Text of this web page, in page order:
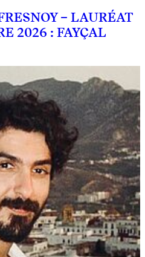
– LAURÉAT
2026 : FAYÇAL